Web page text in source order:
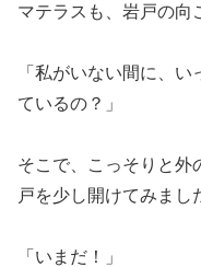
マテラスも、岩戸の向
「私がいない間に、
ているの？」
そこで、こっそりと外
戸を少し開けてみまし
「いまだ！」